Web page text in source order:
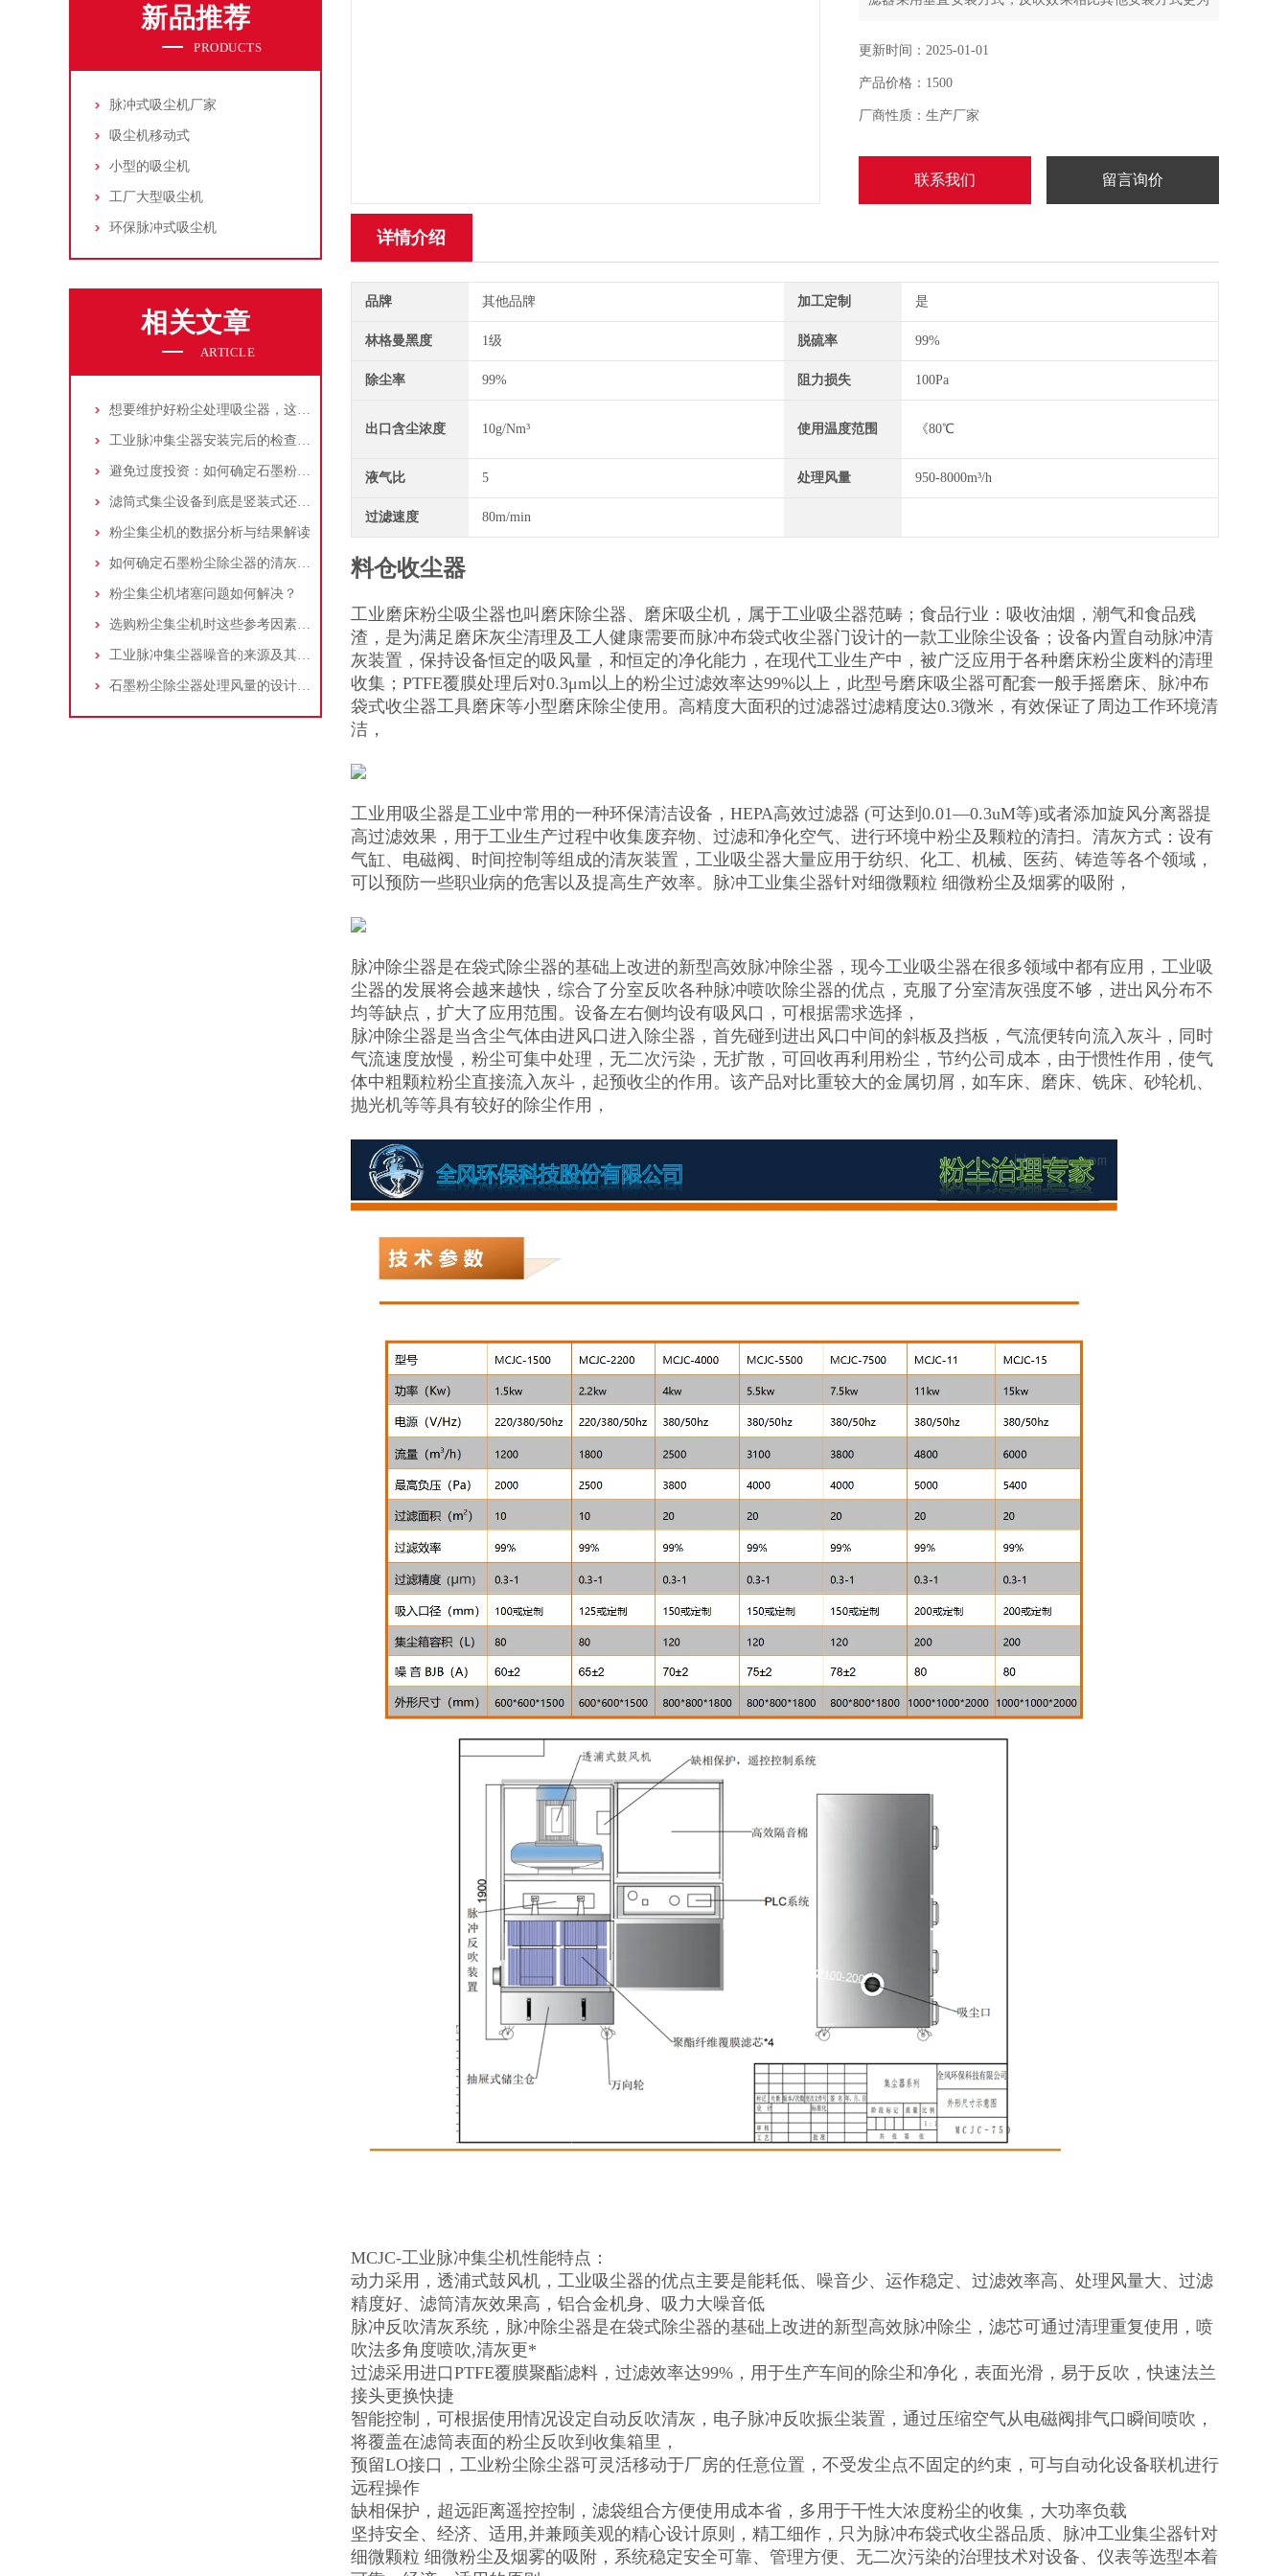
新品推荐
PRODUCTS
脉冲式吸尘机厂家
吸尘机移动式
小型的吸尘机
工厂大型吸尘机
环保脉冲式吸尘机
相关文章
ARTICLE
想要维护好粉尘处理吸尘器，这几个措施真的很重要！
工业脉冲集尘器安装完后的检查工作详解
避免过度投资：如何确定石墨粉尘除尘器的合理价格区间
滤筒式集尘设备到底是竖装式还是横装式？
粉尘集尘机的数据分析与结果解读
如何确定石墨粉尘除尘器的清灰速度？
粉尘集尘机堵塞问题如何解决？
选购粉尘集尘机时这些参考因素很重要！
工业脉冲集尘器噪音的来源及其控制策略
石墨粉尘除尘器处理风量的设计，你了解多少
点
更新时间：2025-01-01
产品价格：1500
厂商性质：生产厂家
联系我们 留言询价
详情介绍
品牌 其他品牌 加工定制 是
林格曼黑度 1级 脱硫率 99%
除尘率 99% 阻力损失 100Pa
出口含尘浓度 10g/Nm³ 使用温度范围 《80℃
液气比 5 处理风量 950-8000m³/h
过滤速度 80m/min
料仓收尘器
工业磨床粉尘吸尘器也叫磨床除尘器、磨床吸尘机，属于工业吸尘器范畴；食品行业：吸收油烟，潮气和食品残
渣，是为满足磨床灰尘清理及工人健康需要而脉冲布袋式收尘器门设计的一款工业除尘设备；设备内置自动脉冲清
灰装置，保持设备恒定的吸风量，和恒定的净化能力，在现代工业生产中，被广泛应用于各种磨床粉尘废料的清理
收集；PTFE覆膜处理后对0.3μm以上的粉尘过滤效率达99%以上，此型号磨床吸尘器可配套一般手摇磨床、脉冲布
袋式收尘器工具磨床等小型磨床除尘使用。高精度大面积的过滤器过滤精度达0.3微米，有效保证了周边工作环境清
洁，
工业用吸尘器是工业中常用的一种环保清洁设备，HEPA高效过滤器 (可达到0.01—0.3uM等)或者添加旋风分离器提
高过滤效果，用于工业生产过程中收集废弃物、过滤和净化空气、进行环境中粉尘及颗粒的清扫。清灰方式：设有
气缸、电磁阀、时间控制等组成的清灰装置，工业吸尘器大量应用于纺织、化工、机械、医药、铸造等各个领域，
可以预防一些职业病的危害以及提高生产效率。脉冲工业集尘器针对细微颗粒 细微粉尘及烟雾的吸附，
脉冲除尘器是在袋式除尘器的基础上改进的新型高效脉冲除尘器，现今工业吸尘器在很多领域中都有应用，工业吸
尘器的发展将会越来越快，综合了分室反吹各种脉冲喷吹除尘器的优点，克服了分室清灰强度不够，进出风分布不
均等缺点，扩大了应用范围。设备左右侧均设有吸风口，可根据需求选择，
脉冲除尘器是当含尘气体由进风口进入除尘器，首先碰到进出风口中间的斜板及挡板，气流便转向流入灰斗，同时
气流速度放慢，粉尘可集中处理，无二次污染，无扩散，可回收再利用粉尘，节约公司成本，由于惯性作用，使气
体中粗颗粒粉尘直接流入灰斗，起预收尘的作用。该产品对比重较大的金属切屑，如车床、磨床、铣床、砂轮机、
抛光机等等具有较好的除尘作用，
MCJC-工业脉冲集尘机性能特点：
动力采用，透浦式鼓风机，工业吸尘器的优点主要是能耗低、噪音少、运作稳定、过滤效率高、处理风量大、过滤
精度好、滤筒清灰效果高，铝合金机身、吸力大噪音低
脉冲反吹清灰系统，脉冲除尘器是在袋式除尘器的基础上改进的新型高效脉冲除尘，滤芯可通过清理重复使用，喷
吹法多角度喷吹,清灰更*
过滤采用进口PTFE覆膜聚酯滤料，过滤效率达99%，用于生产车间的除尘和净化，表面光滑，易于反吹，快速法兰
接头更换快捷
智能控制，可根据使用情况设定自动反吹清灰，电子脉冲反吹振尘装置，通过压缩空气从电磁阀排气口瞬间喷吹，
将覆盖在滤筒表面的粉尘反吹到收集箱里，
预留LO接口，工业粉尘除尘器可灵活移动于厂房的任意位置，不受发尘点不固定的约束，可与自动化设备联机进行
远程操作
缺相保护，超远距离遥控控制，滤袋组合方便使用成本省，多用于干性大浓度粉尘的收集，大功率负载
坚持安全、经济、适用,并兼顾美观的精心设计原则，精工细作，只为脉冲布袋式收尘器品质、脉冲工业集尘器针对
细微颗粒 细微粉尘及烟雾的吸附，系统稳定安全可靠、管理方便、无二次污染的治理技术对设备、仪表等选型本着